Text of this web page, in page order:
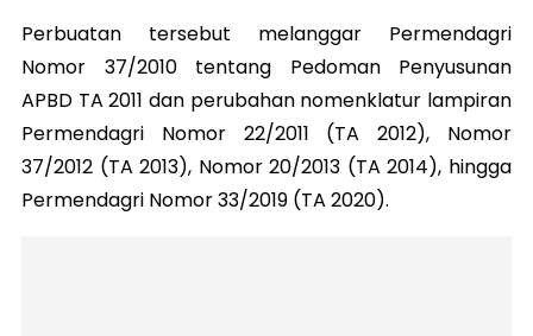
Perbuatan tersebut melanggar Permendagri
Nomor 37/2010 tentang Pedoman Penyusunan
APBD TA 2011 dan perubahan nomenklatur lampiran
Permendagri Nomor 22/2011 (TA 2012), Nomor
37/2012 (TA 2013), Nomor 20/2013 (TA 2014), hingga
Permendagri Nomor 33/2019 (TA 2020).